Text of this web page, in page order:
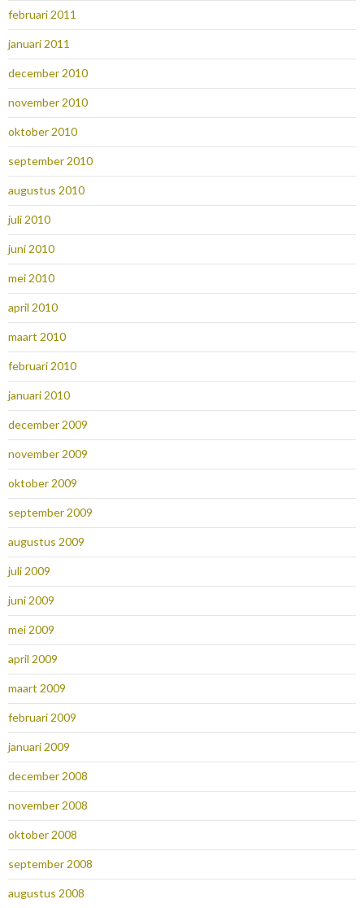
februari 2011
januari 2011
december 2010
november 2010
oktober 2010
september 2010
augustus 2010
juli 2010
juni 2010
mei 2010
april 2010
maart 2010
februari 2010
januari 2010
december 2009
november 2009
oktober 2009
september 2009
augustus 2009
juli 2009
juni 2009
mei 2009
april 2009
maart 2009
februari 2009
januari 2009
december 2008
november 2008
oktober 2008
september 2008
augustus 2008